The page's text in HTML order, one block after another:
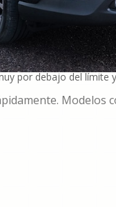
por debajo del
Modelos